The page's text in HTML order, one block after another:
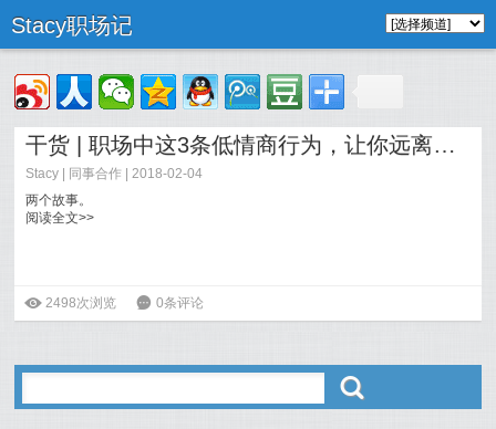
Stacy职场记
干货 | 职场中这3条低情商行为，让你远离好机会
Stacy 同事合作
| 2018-02-04
两个故事。
阅读全文>>
ė 2498次浏览 6 0条评论
ő